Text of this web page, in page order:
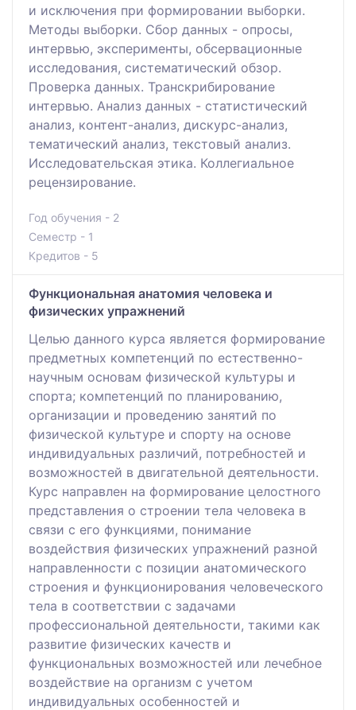
и исключения при формировании выборки.
Методы выборки. Сбор данных - опросы,
интервью, эксперименты, обсервационные
исследования, систематический обзор.
Проверка данных. Транскрибирование
интервью. Анализ данных - статистический
анализ, контент-анализ, дискурс-анализ,
тематический анализ, текстовый анализ.
Исследовательская этика. Коллегиальное
рецензирование.
Год обучения - 2
Семестр - 1
Кредитов - 5
Функциональная анатомия человека и
физических упражнений
Целью данного курса является формирование
предметных компетенций по естественно-
научным основам физической культуры и
спорта; компетенций по планированию,
организации и проведению занятий по
физической культуре и спорту на основе
индивидуальных различий, потребностей и
возможностей в двигательной деятельности.
Курс направлен на формирование целостного
представления о строении тела человека в
связи с его функциями, понимание
воздействия физических упражнений разной
направленности с позиции анатомического
строения и функционирования человеческого
тела в соответствии с задачами
профессиональной деятельности, такими как
развитие физических качеств и
функциональных возможностей или лечебное
воздействие на организм с учетом
индивидуальных особенностей и